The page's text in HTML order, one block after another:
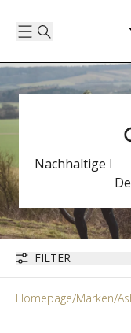
Nachhaltige
FILTER
Homepage Marken